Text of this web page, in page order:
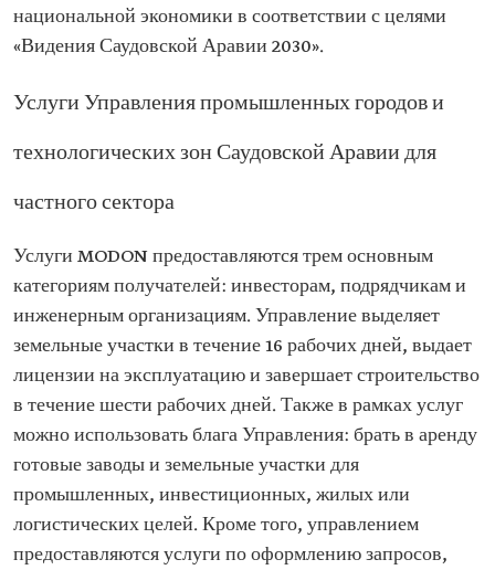
национальной экономики в соответствии с целями
«Видения Саудовской Аравии 2030».
Услуги Управления промышленных городов и
технологических зон Саудовской Аравии для
частного сектора
Услуги MODON предоставляются трем основным
категориям получателей: инвесторам, подрядчикам и
инженерным организациям. Управление выделяет
земельные участки в течение 16 рабочих дней, выдает
лицензии на эксплуатацию и завершает строительство
в течение шести рабочих дней. Также в рамках услуг
можно использовать блага Управления: брать в аренду
готовые заводы и земельные участки для
промышленных, инвестиционных, жилых или
логистических целей. Кроме того, управлением
предоставляются услуги по оформлению запросов,